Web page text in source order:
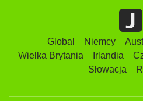
Global Niemcy
Wielka Brytania
Irlandia
Słowacja